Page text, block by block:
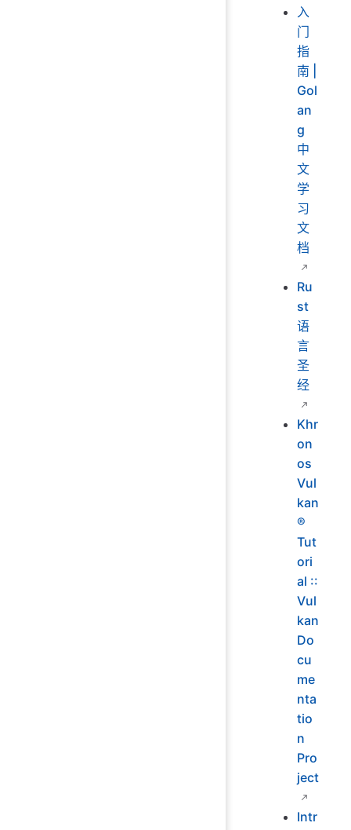
入
门
指
南 |
Gol
an
g
中
文
学
习
文
档
Ru
st
语
言
圣
经
Khr
on
os
Vul
kan
®
Tut
ori
al ::
Vul
kan
Do
cu
me
nta
tio
n
Pro
ject
Intr